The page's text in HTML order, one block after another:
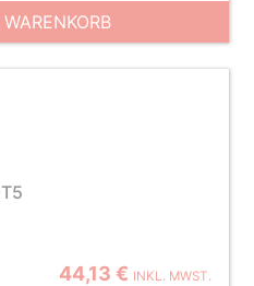
44,13 € INKL. MWST.